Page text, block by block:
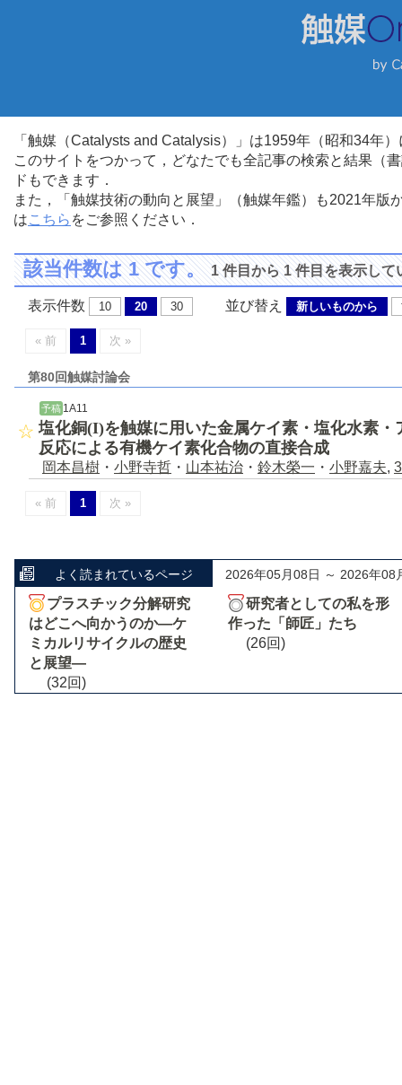
「触媒（Catalysts and Catalysis）」は1959年（昭和34年
このサイトをつかって，どなたでも全記事の検索と結果（
ドもできます．
また，「触媒技術の動向と展望」（触媒年鑑）も2021年
はこちら をご参照ください．
該当件数は 1 です。1 件目から 1 件目を表示して
表示件数 10 20 30 並び替え 新しいものから
« 前 1 次 »
第80回触媒討論会
予稿 1A11
塩化銅(I)を触媒に用いた金属ケイ素・塩化水素
反応による有機ケイ素化合物の直接合成
岡本昌樹 ・ 小野寺哲 ・ 山本祐治 ・ 鈴木榮一 ・ 小野嘉夫,
« 前 1 次 »
よく読まれているページ 2026年05月08日 ～ 2026年08
プラスチック分解研究
はどこへ向かうのか―ケ
ミカルリサイクルの歴史
と展望―
(32回)
研究者としての私を形
作った「師匠」たち
(26回)